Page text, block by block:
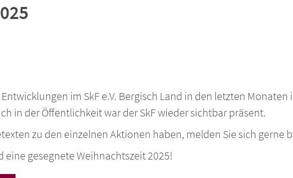
im SkF e.V. Bergisch Land in den letzten Monaten
in der Öffentlichkeit war der SkF wieder sichtbar präsent.
zu den einzelnen Aktionen haben, melden Sie sich gerne
gesegnete Weihnachtszeit 2025!